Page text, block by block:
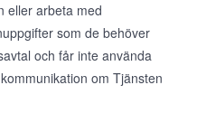
eller arbeta med
som de behöver
och får inte använda
om Tjänsten